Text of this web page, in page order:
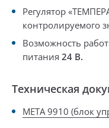
Регулятор
контролируемого
Возможность
питания 24 В.
Техническая
META 9910 (блок